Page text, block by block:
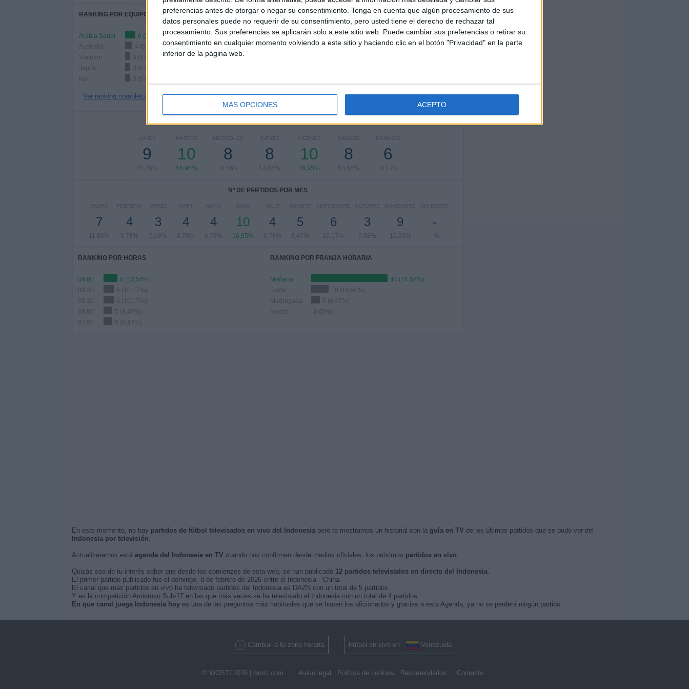
preferencias antes de otorgar o negar su consentimiento. Tenga en cuenta que algún procesamiento de sus
datos personales puede no requerir de su consentimiento, pero usted tiene el derecho de rechazar tal
procesamiento. Sus preferencias se aplicarán solo a este sitio web. Puede cambiar sus preferencias o retirar su
consentimiento en cualquier momento volviendo a este sitio y haciendo clic en el botón "Privacidad" en la parte
inferior de la página web.
MÁS OPCIONES ACEPTO
RANKING POR EQUIPOS
Arabia Saudí
6 (10,17%)
Australia
4 (6,78%)
Vietnam
3 (5,08%)
Japón
3 (5,08%)
Irak
3 (5,08%)
Ver ranking completo
RANKING POR COMPETICIONES
FIFA Copa Mundial 2026
10 (16,95%)
Maurice Revello Tournament
8 (13,56%)
Ver ranking completo
Nº DE PARTIDOS POR DÍA DE LA SEMANA
LUNES
9
15,25%
MARTES
10
16,95%
MIÉRCOLES
8
13,56%
JUEVES
8
13,56%
VIERNES
10
16,95%
SÁBADO
8
13,56%
DOMINGO
6
10,17%
Nº DE PARTIDOS POR MES
ENERO
7
11,86%
FEBRERO
4
6,78%
MARZO
3
5,08%
ABRIL
4
6,78%
MAYO
4
6,78%
JUNIO
10
16,95%
JULIO
4
6,78%
AGOSTO
5
8,47%
SEPTIEMBRE
6
10,17%
OCTUBRE
3
5,08%
NOVIEMBRE
9
15,25%
DICIEMBRE
-
- %
RANKING POR HORAS
09:00
8 (13,56%)
09:30
6 (10,17%)
08:30
6 (10,17%)
08:00
5 (8,47%)
07:00
5 (8,47%)
RANKING POR FRANJA HORARIA
Mañana
44 (74,58%)
Tarde
10 (16,95%)
Madrugada
5 (8,47%)
Noche
0 (0%)
En este momento, no hay partidos de fútbol televisados en vivo del Indonesiapero te mostramos un historial con la guía en TV de los últimos partidos que se pudo ver del
Indonesia por televisión.
Actualizaremos está agenda del Indonesia en TV cuando nos confirmen desde medios oficiales, los próximos partidos en vivo.
Quizás sea de tu interés saber que desde los comienzos de esta web, se han publicado 12 partidos televisados en directo del Indonesia.
El primer partido publicado fue el domingo, 8 de febrero de 2026 entre el Indonesia - China.
El canal que más partidos en vivo ha televisado partidos del Indonesia es DAZN con un total de 5 partidos.
Y es la competición Amistoso Sub-17 en las que más veces se ha televisado el Indonesia con un total de 4 partidos.
En que canal juega Indonesia hoyes una de las preguntas más habituales que se hacen los aficionados y gracias a esta Agenda, ya no se perderá ningún partido.
Cambiar a tu zona horaria Fútbol en vivo en Venezuela
© WOSTI 2026 | wosti.com Aviso legal Política de cookies Recomendados Contacto